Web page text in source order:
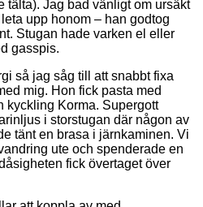
tälta). Jag bad vänligt om ursäkt
upp honom – han godtog
Stugan hade varken el eller
gasspis.
så jag såg till att snabbt fixa
mig. Hon fick pasta med
kyckling Korma. Supergott
i storstugan där någon av
tänt en brasa i järnkaminen. Vi
ute och spenderade en
fick övertaget över